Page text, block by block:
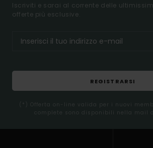
Iscriviti e sarai al corrente delle
offerte più esclusive.
REGISTRARSI
(*) Offerta on-line valida per i nuovi
complete sono disponibili nella mail